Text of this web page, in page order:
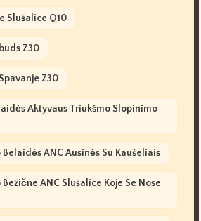
Slušalice Q10
Z30
Z30
Aktyvaus Triukšmo Slopinimo
ANC Ausinės Su Kaušeliais
ANC Slušalice Koje Se Nose